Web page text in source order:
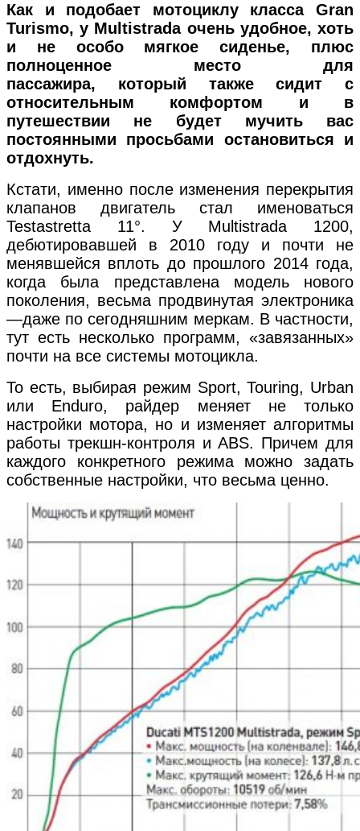
Как и подобает мотоциклу класса Gran
Turismo, у Multistrada очень удобное, хоть
и не особо мягкое сиденье, плюс
полноценное место для
пассажира, который также сидит с
относительным комфортом и в
путешествии не будет мучить вас
постоянными просьбами остановиться и
отдохнуть.
Кстати, именно после изменения перекрытия
клапанов двигатель стал именоваться
Testastretta 11°. У Multistrada 1200,
дебютировавшей в 2010 году и почти не
менявшейся вплоть до прошлого 2014 года,
когда была представлена модель нового
поколения, весьма продвинутая электроника
—даже по сегодняшним меркам. В частности,
тут есть несколько программ, «завязанных»
почти на все системы мотоцикла.
То есть, выбирая режим Sport, Touring, Urban
или Enduro, райдер меняет не только
настройки мотора, но и изменяет алгоритмы
работы трекшн-контроля и ABS. Причем для
каждого конкретного режима можно задать
собственные настройки, что весьма ценно.